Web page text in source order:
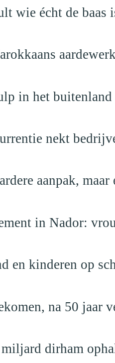
wie écht de baas
in het buitenland
nekt
aanpak,
in Nador:
en kinderen op
na 50 jaar
dirham